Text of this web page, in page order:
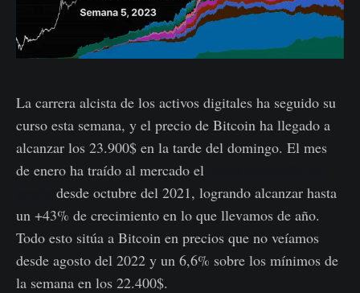
La carrera alcista de los activos digitales ha seguido su
curso esta semana, y el precio de Bitcoin ha llegado a
alcanzar los 23.900$ en la tarde del domingo. El mes
de enero ha traído al mercado el
desde octubre del 2021, logrando alcanzar hasta
un +43% de crecimiento en lo que llevamos de año.
Todo esto sitúa a Bitcoin en precios que no veíamos
desde agosto del 2022 y un 6,6% sobre los mínimos de
la semana en los 22.400$.